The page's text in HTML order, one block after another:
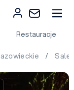
Restauracje
/ Sale